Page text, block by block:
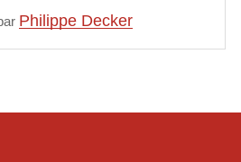
Philippe Decker